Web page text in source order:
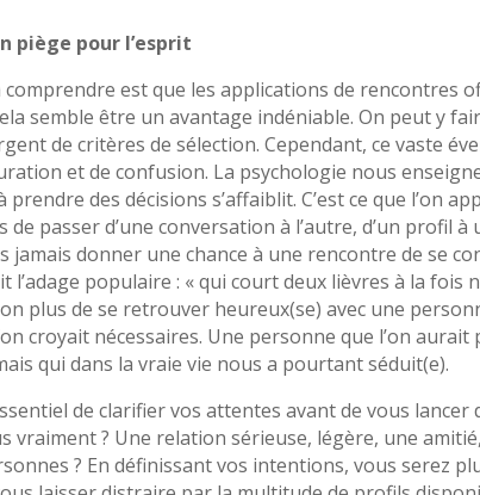
piège pour l’esprit
comprendre est que les applications de rencontres
semble être un avantage indéniable. On peut y
de critères de sélection. Cependant, ce vaste
et de confusion. La psychologie nous
des décisions s’affaiblit. C’est ce que l’on
de passer d’une conversation à l’autre, d’un profil à
jamais donner une chance à une rencontre de se
l’adage populaire : « qui court deux lièvres à la fois
plus de se retrouver heureux(se) avec une
croyait nécessaires. Une personne que l’on
qui dans la vraie vie nous a pourtant séduit(e).
de clarifier vos attentes avant de vous lancer
vraiment ? Une relation sérieuse, légère, une
? En définissant vos intentions, vous serez